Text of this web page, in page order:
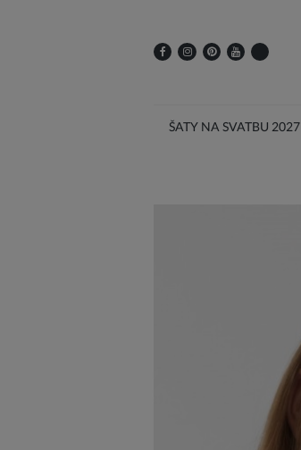
ŠATY NA SVATBU 2027